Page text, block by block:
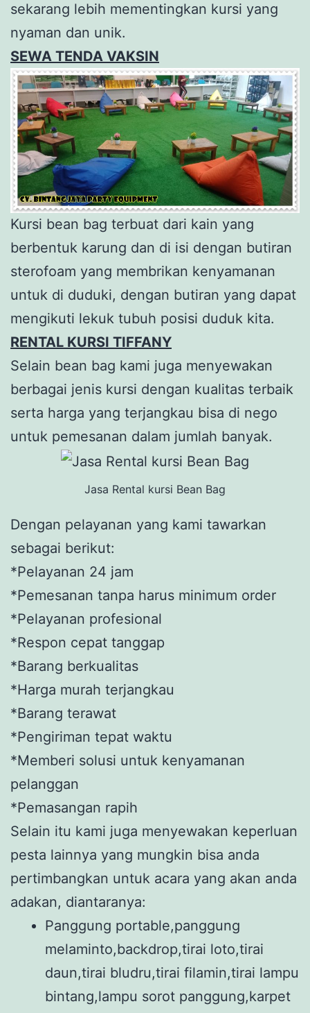
sekarang lebih mementingkan kursi yang
nyaman dan unik.
SEWA TENDA VAKSIN
Kursi bean bag terbuat dari kain yang
berbentuk karung dan di isi dengan butiran
sterofoam yang membrikan kenyamanan
untuk di duduki, dengan butiran yang dapat
mengikuti lekuk tubuh posisi duduk kita.
RENTAL KURSI TIFFANY
Selain bean bag kami juga menyewakan
berbagai jenis kursi dengan kualitas terbaik
serta harga yang terjangkau bisa di nego
untuk pemesanan dalam jumlah banyak.
Jasa Rental kursi Bean Bag
Dengan pelayanan yang kami tawarkan
sebagai berikut:
*Pelayanan 24 jam
*Pemesanan tanpa harus minimum order
*Pelayanan profesional
*Respon cepat tanggap
*Barang berkualitas
*Harga murah terjangkau
*Barang terawat
*Pengiriman tepat waktu
*Memberi solusi untuk kenyamanan
pelanggan
*Pemasangan rapih
Selain itu kami juga menyewakan keperluan
pesta lainnya yang mungkin bisa anda
pertimbangkan untuk acara yang akan anda
adakan, diantaranya:
Panggung portable,panggung
melaminto,backdrop,tirai loto,tirai
daun,tirai bludru,tirai filamin,tirai lampu
bintang,lampu sorot panggung,karpet